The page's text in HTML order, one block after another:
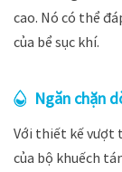
cao. Nó có thể
của bể sục khí.
Ngăn chặn
Với thiết kế vượt
của bộ khuếch